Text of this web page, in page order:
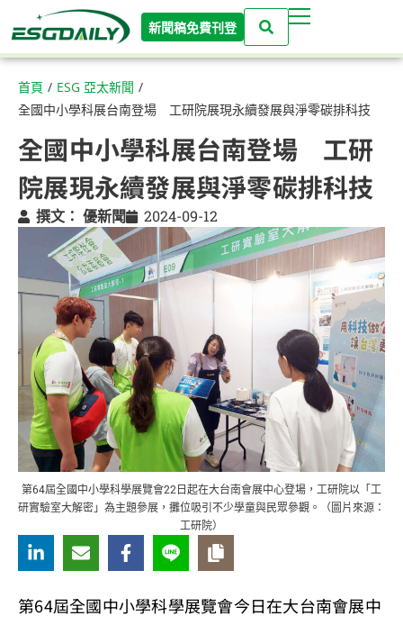
新聞稿免費刊登
首頁 / ESG 亞太新聞 /
全國中小學科展台南登場 工研院展現永續發展與淨零碳排科技
全國中小學科展台南登場 工研
院展現永續發展與淨零碳排科技
撰文： 優新聞 2024-09-12
第64屆全國中小學科學展覽會22日起在大台南會展中心登場，工研院以「工
研實驗室大解密」為主題參展，攤位吸引不少學童與民眾參觀。（圖片來源：
工研院）
第64屆全國中小學科學展覽會今日在大台南會展中